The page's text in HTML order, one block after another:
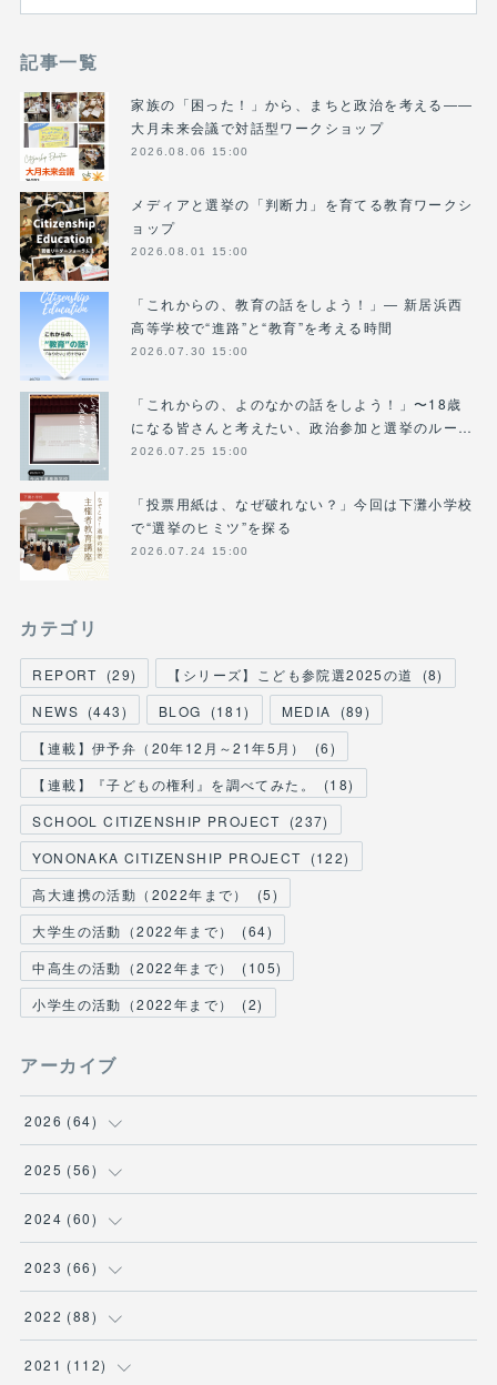
記事一覧
家族の「困った！」から、まちと政治を考える――
大月未来会議で対話型ワークショップ
2026.08.06 15:00
メディアと選挙の「判断力」を育てる教育ワークシ
ョップ
2026.08.01 15:00
「これからの、教育の話をしよう！」― 新居浜西
高等学校で“進路”と“教育”を考える時間
2026.07.30 15:00
「これからの、よのなかの話をしよう！」〜18歳
になる皆さんと考えたい、政治参加と選挙のルー…
2026.07.25 15:00
「投票用紙は、なぜ破れない？」今回は下灘小学校
で“選挙のヒミツ”を探る
2026.07.24 15:00
カテゴリ
REPORT (29) 【シリーズ】こども参院選2025の道 (8)
NEWS (443) BLOG (181) MEDIA (89)
【連載】伊予弁（20年12月～21年5月）
(6)
【連載】『子どもの権利』を調べてみた。
(18)
SCHOOL CITIZENSHIP PROJECT
(237)
YONONAKA CITIZENSHIP PROJECT
(122)
高大連携の活動（2022年まで）
(5)
大学生の活動（2022年まで）
(64)
中高生の活動（2022年まで）
(105)
小学生の活動（2022年まで）
(2)
アーカイブ
2026 (64)
(2)
(6)
(9)
( 11
2025 (56)
(1)
(2)
(1)
( 5 )
2024 (60)
(12
(13
( 12)
2023 (66)
(1)
( 5 )
2022 (88)
( 12)
2021 (112)